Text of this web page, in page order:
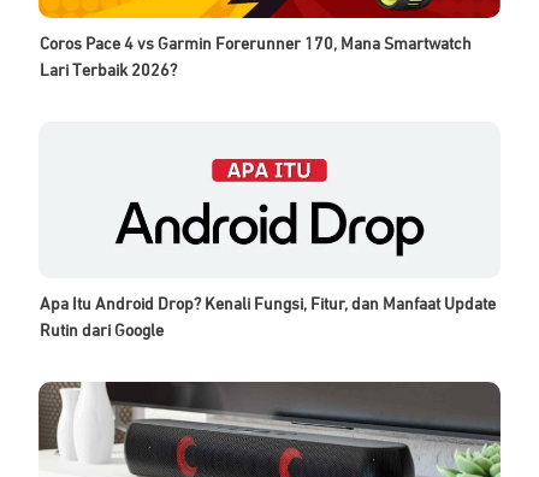
Coros Pace 4 vs Garmin Forerunner 170, Mana Smartwatch
Lari Terbaik 2026?
Apa Itu Android Drop? Kenali Fungsi, Fitur, dan Manfaat Update
Rutin dari Google